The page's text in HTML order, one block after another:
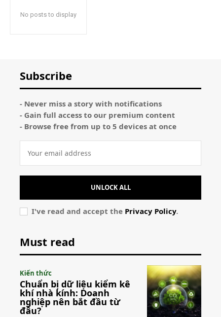
No posts to display
Subscribe
- Never miss a story with notifications
- Gain full access to our premium content
- Browse free from up to 5 devices at once
UNLOCK ALL
I've read and accept the Privacy Policy.
Must read
Kiến thức
Chuẩn bị dữ liệu kiểm kê
khí nhà kính: Doanh
nghiệp nên bắt đầu từ
đâu?